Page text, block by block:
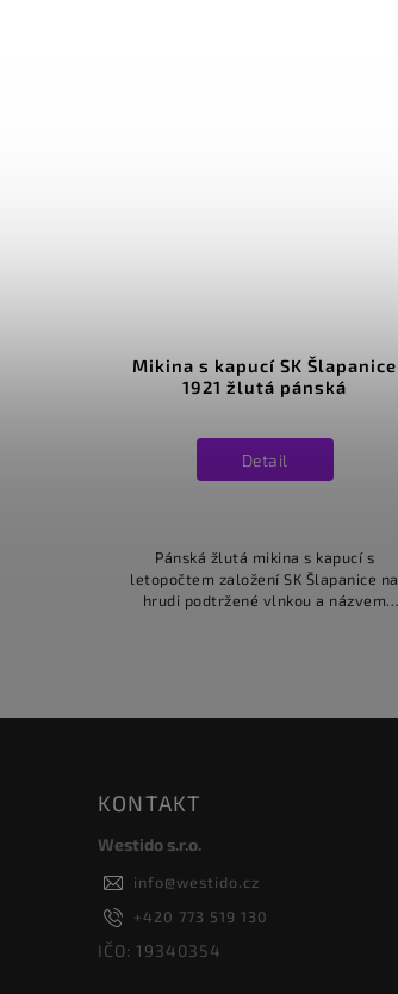
Mikina s kapucí SK Šlapanice
1921 žlutá pánská
Detail
Pánská žlutá mikina s kapucí s
letopočtem založení SK Šlapanice na
hrudi podtržené vlnkou a názvem
KONTAKT
Westido s.r.o.
info@westido.cz
+420 773 519 130
IČO: 19340354